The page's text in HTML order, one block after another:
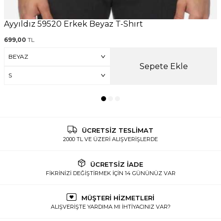
Ayyıldız 59520 Erkek Beyaz T-Shırt
699,00 TL
Sepete Ekle
ÜCRETSİZ TESLİMAT
2000 TL VE ÜZERİ ALIŞVERİŞLERDE
ÜCRETSİZ İADE
FİKRİNİZİ DEĞİŞTİRMEK İÇİN 14 GÜNÜNÜZ VAR
MÜŞTERİ HİZMETLERİ
ALIŞVERİŞTE YARDIMA MI İHTİYACINIZ VAR?